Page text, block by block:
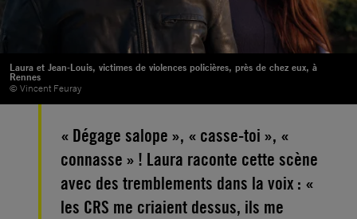
Laura et Jean-Louis, victimes de violences policières, près de chez eux, à
Rennes
© Vincent Feuray
« Dégage salope », « casse-toi », «
connasse » ! Laura raconte cette scène
avec des tremblements dans la voix : «
les CRS me criaient dessus, ils me